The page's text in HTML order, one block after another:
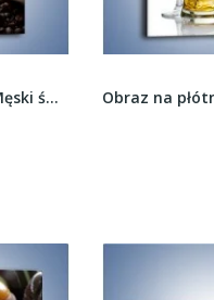
Obraz na płótnie – Męski świat z whisky i...